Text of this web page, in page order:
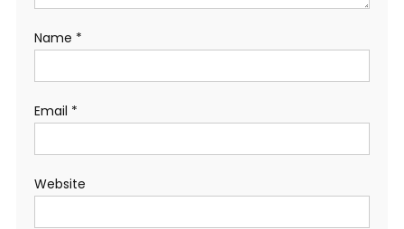
Name *
Email *
Website